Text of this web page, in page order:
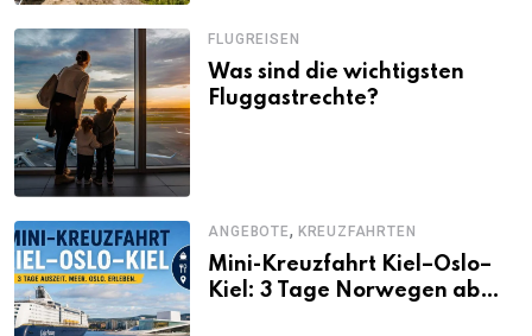
FLUGREISEN
Was sind die wichtigsten
Fluggastrechte?
ANGEBOTE, KREUZFAHRTEN
Mini-Kreuzfahrt Kiel–Oslo–
Kiel: 3 Tage Norwegen ab